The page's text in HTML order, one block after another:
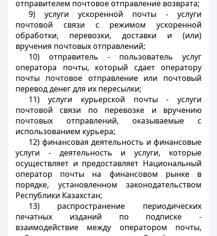
отправителем почтовое отправление возврата;
9) услуги ускоренной почты - услуги
почтовой связи с режимом ускоренной
обработки, перевозки, доставки и (или)
вручения почтовых отправлений;
10) отправитель - пользователь услуг
оператора почты, который сдает оператору
почты почтовое отправление или почтовый
перевод денег для их пересылки;
11) услуги курьерской почты - услуги
почтовой связи по перевозке и вручению
почтовых отправлений, оказываемые с
использованием курьера;
12) финансовая деятельность и финансовые
услуги - деятельность и услуги, которые
осуществляет и предоставляет Национальный
оператор почты на финансовом рынке в
порядке, установленном законодательством
Республики Казахстан;
13) распространение периодических
печатных изданий по подписке -
взаимодействие между оператором почты,